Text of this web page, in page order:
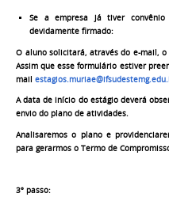
Se a empresa já tiver
devidamente firmado:
O aluno solicitará, através do e-mail,
Assim que esse formulário estiver
mail
A data de início do estágio deverá
envio do plano de atividades.
Analisaremos o plano e
para gerarmos o Termo de
3º passo: